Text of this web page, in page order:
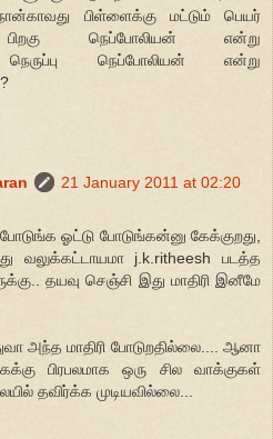
பிள்ளைக்கு மட்டும் பெயர்
பிறகு நெப்போலியன் என்று
நெப்போலியன் என்று
21 January 2011 at 02:20
ஓட்டு போடுங்கன்னு கேக்குறது,
வலுக்கட்டாயமா j.k.ritheesh படத்த
தயவு செஞ்சி இது மாதிரி இனீமே
அந்த மாதிரி போடுறதில்லை.... ஆனா
பிரபலமாக ஒரு சில வாக்குகள்
தவிர்க்க முடியவில்லை...